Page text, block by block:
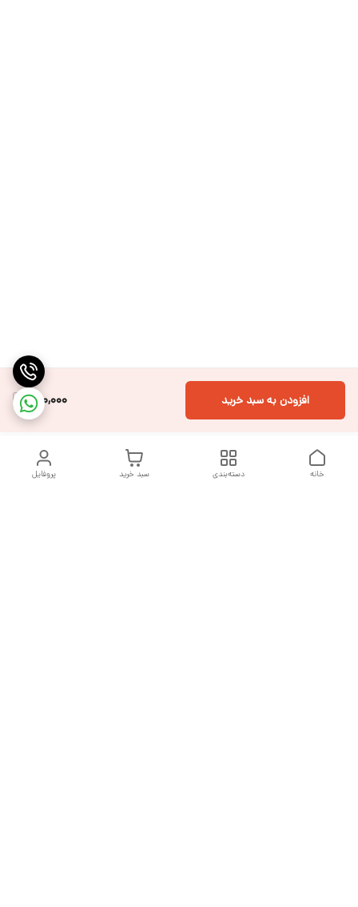
150,000 افزودن به سبد خرید
پروفایل سبد خرید دسته‌بندی خانه